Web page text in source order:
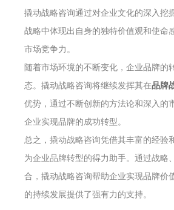
撬动战略咨询通过对企业文化的深入挖
战略中体现出自身的独特价值观和使命
市场竞争力。
随着市场环境的不断变化，企业品牌的
态。撬动战略咨询将继续发挥其在品牌
优势，通过不断创新的方法论和深入的
企业实现品牌的成功转型。
总之，撬动战略咨询凭借其丰富的经验
为企业品牌转型的得力助手。通过战略
合，撬动战略咨询帮助企业实现品牌价
的持续发展提供了强有力的支持。